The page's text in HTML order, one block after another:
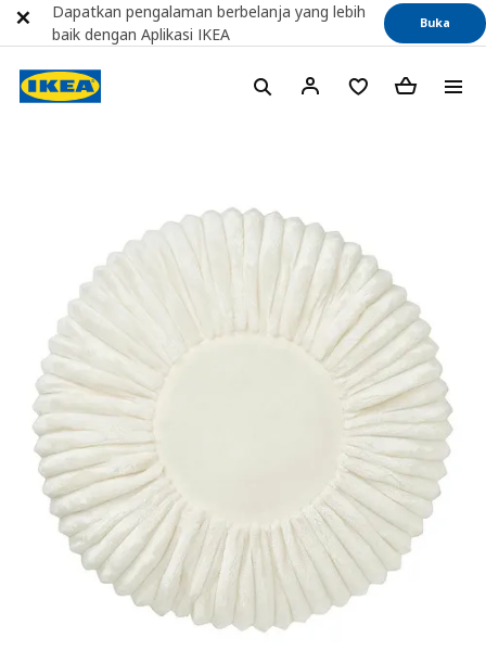
Dapatkan pengalaman berbelanja yang lebih
baik dengan Aplikasi IKEA
Buka